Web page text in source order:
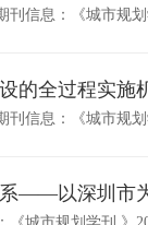
刊信息：《城市规
的全过程实
刊信息：《城市规
——以深圳市